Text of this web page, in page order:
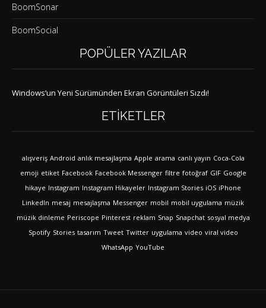
BoomSonar
BoomSocial
POPÜLER YAZILAR
Windows’un Yeni Sürümünden Ekran Görüntüleri Sızdı!
ETIKETLER
alışveriş Android anlık mesajlaşma Apple arama canlı yayın Coca-Cola
emoji etiket Facebook Facebook Messenger filtre fotoğraf GIF Google
hikaye Instagram Instagram Hikayeler Instagram Stories iOS iPhone
LinkedIn mesaj mesajlaşma Messenger mobil mobil uygulama müzik
müzik dinleme Periscope Pinterest reklam Snap Snapchat sosyal medya
Spotify Stories tasarım Tweet Twitter uygulama video viral video
WhatsApp YouTube